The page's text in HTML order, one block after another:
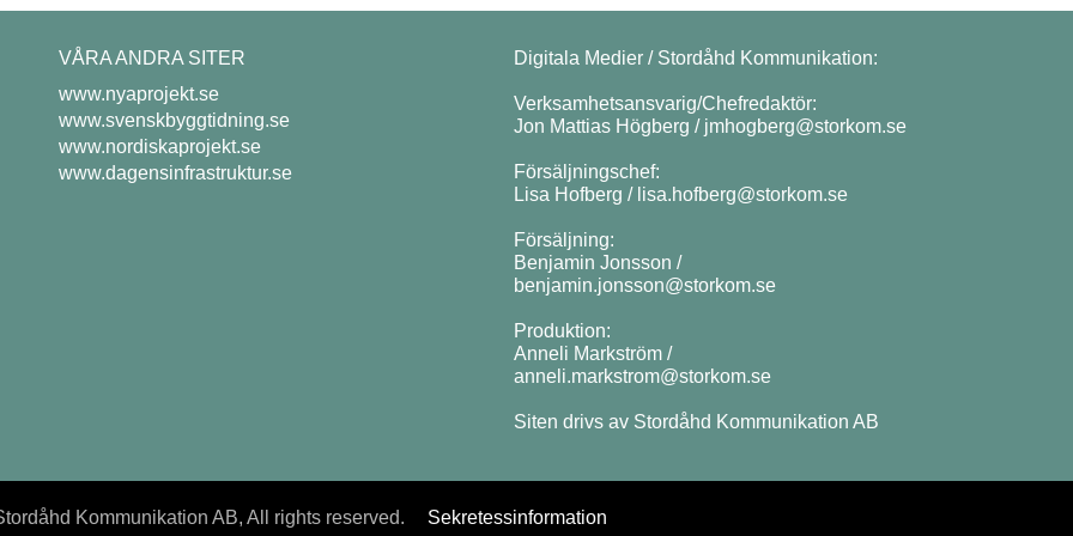
VÅRA ANDRA SITER
www.nyaprojekt.se
www.svenskbyggtidning.se
www.nordiskaprojekt.se
www.dagensinfrastruktur.se
Digitala Medier / Stordåhd Kommunikation:
Verksamhetsansvarig/Chefredaktör:
Jon Mattias Högberg / jmhogberg@storkom.se
Försäljningschef:
Lisa Hofberg / lisa.hofberg@storkom.se
Försäljning:
Benjamin Jonsson /
benjamin.jonsson@storkom.se
Produktion:
Anneli Markström /
anneli.markstrom@storkom.se
Siten drivs av Stordåhd Kommunikation AB
Kommunikation AB, All rights reserved. Sekretessinformation